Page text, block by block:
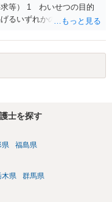
求等） 1 わいせつの目的
るいずれかの行為をした
者に限る。）は、一年以
る。 一 威迫し、偽計を用
まれたにもかかわらず、
他の利益を供与し、又は
する。
士を探す
県 福島県
木県 群馬県